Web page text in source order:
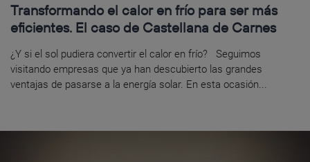
Transformando el calor en frío para ser más
eficientes. El caso de Castellana de Carnes
¿Y si el sol pudiera convertir el calor en frío? Seguimos
visitando empresas que ya han descubierto las grandes
ventajas de pasarse a la energía solar. En esta ocasión...